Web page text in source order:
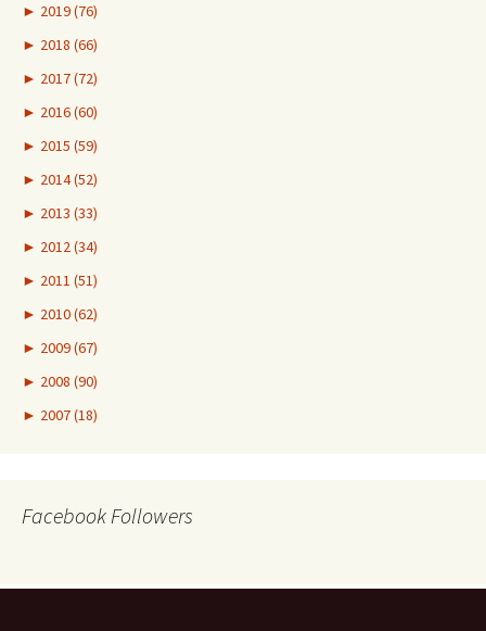
► 2019 (76)
► 2018 (66)
► 2017 (72)
► 2016 (60)
► 2015 (59)
► 2014 (52)
► 2013 (33)
► 2012 (34)
► 2011 (51)
► 2010 (62)
► 2009 (67)
► 2008 (90)
► 2007 (18)
Facebook Followers